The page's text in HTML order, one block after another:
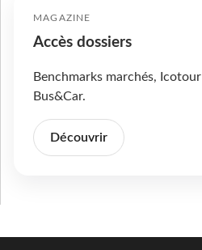
MAGAZINE
Accès dossiers
Benchmarks marchés,
Bus&Car.
Découvrir